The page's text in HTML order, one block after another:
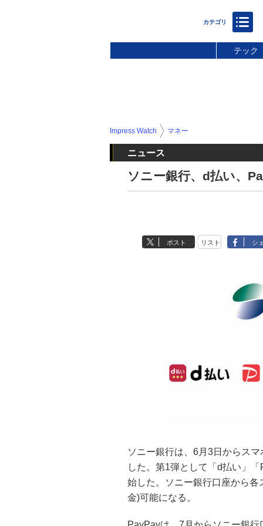
テック
Impress Watch マネー
ニュース
ソニー銀行、d払い、
ポスト リスト シ
ソニー銀行は、6月3日からス
した。第1弾として「d払い」
始した。ソニー銀行口座から
金)可能になる。